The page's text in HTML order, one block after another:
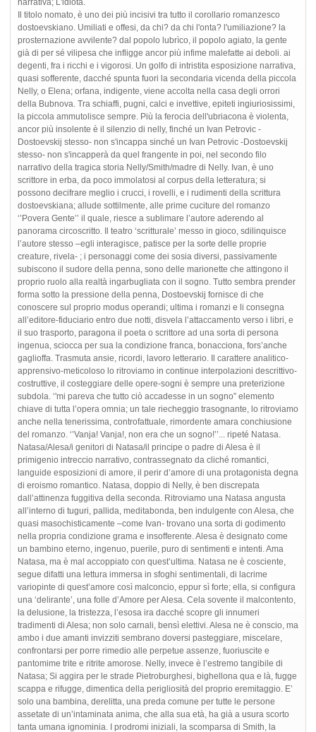
Il titolo nomato, è uno dei più incisivi tra tutto il corollario romanzesco
dostoevskiano. Umiliati e offesi, da chi? da chi l'onta? l'umiliazione? la
prosternazione avvilente? dal popolo lubrìco, il popolo agiato, la gente
già di per sé vilipesa che infligge ancor più infime malefatte ai deboli. ai
degenti, fra i ricchi e i vigorosi. Un golfo di intristita esposizione narrativa,
quasi sofferente, dacché spunta fuori la secondaria vicenda della piccola
Nelly, o Elena; orfana, indigente, viene accolta nella casa degli orrori
della Bubnova. Tra schiaffi, pugni, calci e invettive, epiteti ingiuriosissimi,
la piccola ammutolisce sempre. Più la ferocia dell'ubriacona è violenta,
ancor più insolente è il silenzio di nelly, finché un Ivan Petrovic -
Dostoevskij stesso- non s'incappa sinché un Ivan Petrovic -Dostoevskij
stesso- non s'incapperà da quel frangente in poi, nel secondo filo
narrativo della tragica storia Nelly/Smith/madre di Nelly. Ivan, è uno
scrittore in erba, da poco immolatosi al corpus della letteratura; si
possono decifrare meglio i crucci, i rovelli, e i rudimenti della scrittura
dostoevskiana; allude sottilmente, alle prime cuciture del romanzo
‘’Povera Gente’’ il quale, riesce a sublimare l’autore aderendo al
panorama circoscritto. Il teatro ‘scritturale’ messo in gioco, sdilinquisce
l’autore stesso –egli interagisce, patisce per la sorte delle proprie
creature, rivela- ; i personaggi come dei sosia diversi, passivamente
subiscono il sudore della penna, sono delle marionette che attingono il
proprio ruolo alla realtà ingarbugliata con il sogno. Tutto sembra prender
forma sotto la pressione della penna, Dostoevskij fornisce di che
conoscere sul proprio modus operandi; ultima i romanzi e li consegna
all’editore-fiduciario entro due notti, disvela l’attaccamento verso i libri, e
il suo trasporto, paragona il poeta o scrittore ad una sorta di persona
ingenua, sciocca per sua la condizione franca, bonacciona, fors’anche
gaglioffa. Trasmuta ansie, ricordi, lavoro letterario. Il carattere analitico-
apprensivo-meticoloso lo ritroviamo in continue interpolazioni descrittivo-
costruttive, il costeggiare delle opere-sogni è sempre una preterizione
subdola. ‘'mi pareva che tutto ciò accadesse in un sogno” elemento
chiave di tutta l’opera omnia; un tale riecheggio trasognante, lo ritroviamo
anche nella tenerissima, controfattuale, rimordente amara conchiusione
del romanzo. ‘’Vanja! Vanja!, non era che un sogno!’’... ripeté Natasa.
Natasa/Alesa/i genitori di Natasa/il principe o padre di Alesa è il
primigenio intreccio narrativo, contrassegnato da cliché romantici,
languide esposizioni di amore, il perir d’amore di una protagonista degna
di eroismo romantico. Natasa, doppio di Nelly, è ben discrepata
dall’attinenza fuggitiva della seconda. Ritroviamo una Natasa angusta
all’interno di tuguri, pallida, meditabonda, ben indulgente con Alesa, che
quasi masochisticamente –come Ivan- trovano una sorta di godimento
nella propria condizione grama e insofferente. Alesa è designato come
un bambino eterno, ingenuo, puerile, puro di sentimenti e intenti. Ama
Natasa, ma è mal accoppiato con quest’ultima. Natasa ne è cosciente,
segue difatti una lettura immersa in sfoghi sentimentali, di lacrime
variopinte di quest’amore così malconcio, eppur sì forte; ella, si configura
una ‘delirante’, una folle d’Amore per Alesa. Cela sovente il malcontento,
la delusione, la tristezza, l’esosa ira dacché scopre gli innumeri
tradimenti di Alesa; non solo carnali, bensì elettivi. Alesa ne è conscio, ma
ambo i due amanti invizziti sembrano doversi pasteggiare, miscelare,
confrontarsi per porre rimedio alle perpetue assenze, fuoriuscite e
pantomime trite e ritrite amorose. Nelly, invece è l’estremo tangibile di
Natasa; Si aggira per le strade Pietroburghesi, bighellona qua e là, fugge
scappa e rifugge, dimentica della perigliosità del proprio eremitaggio. E’
solo una bambina, derelitta, una preda comune per tutte le persone
assetate di un’intaminata anima, che alla sua età, ha già a usura scorto
tanta umana ignominia. I prodromi iniziali, la scomparsa di Smith, la